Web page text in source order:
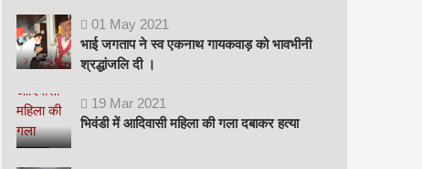
01 May 2021
भाई जगताप ने स्व एकनाथ गायकवाड़ को भावभीनी
श्रद्धांजलि दी ।
19 Mar 2021
भिवंडी में आदिवासी महिला की गला दबाकर हत्या